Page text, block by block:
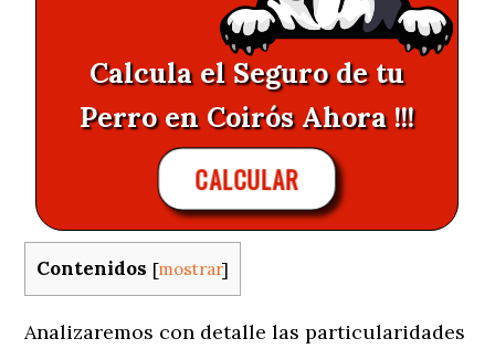
Calcula el Seguro de tu
Perro en Coirós Ahora !!!
CALCULAR
Contenidos [mostrar]
Analizaremos con detalle las particularidades